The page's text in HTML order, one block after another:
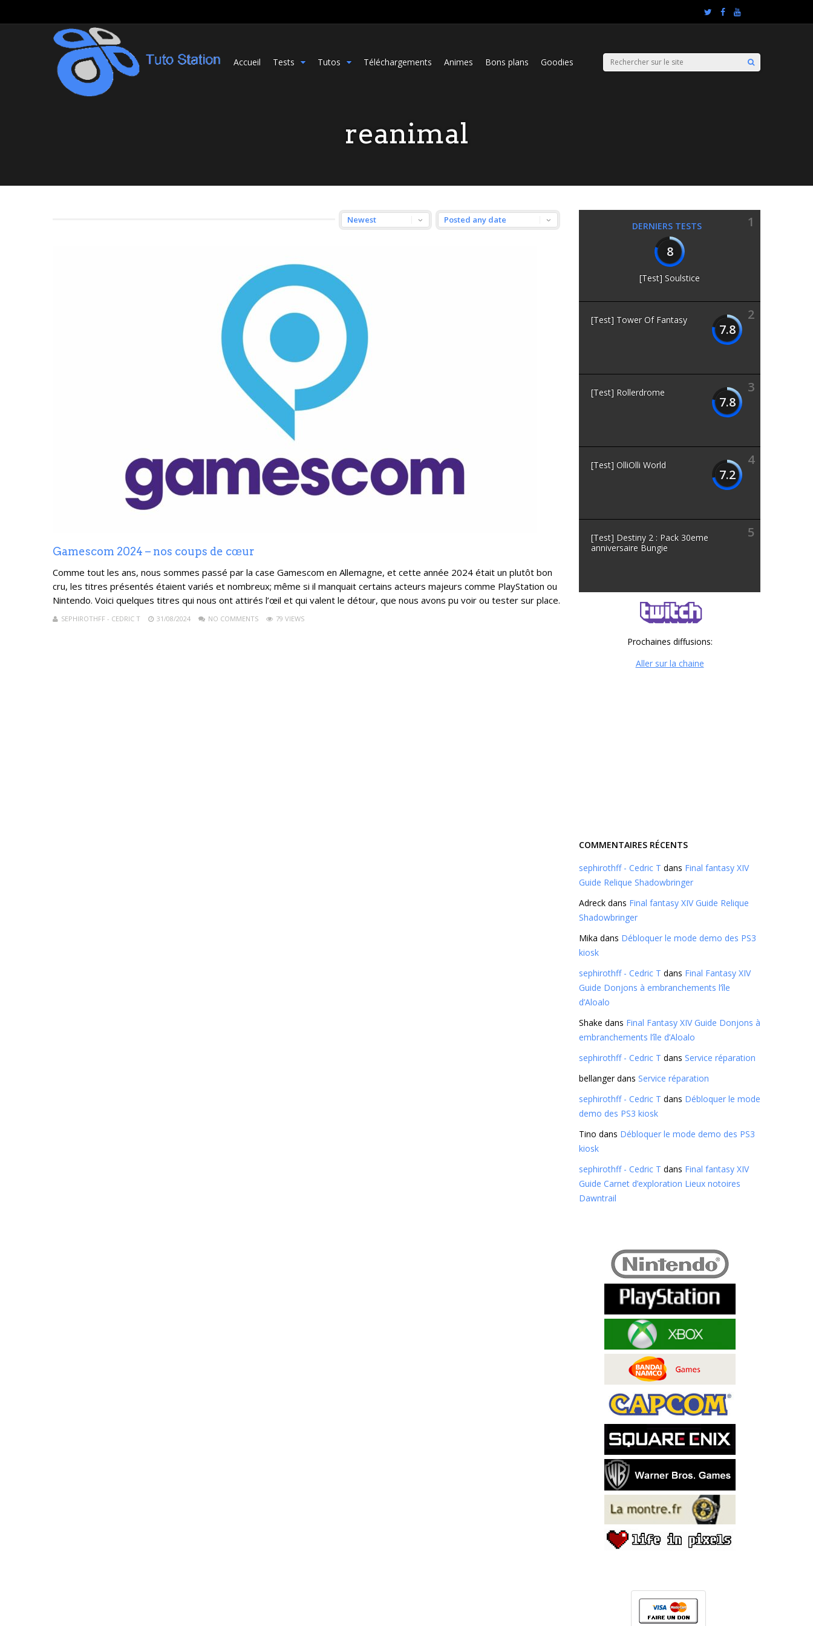
Accueil Tests Tutos Téléchargements Animes Bons plans Goodies
reanimal
Gamescom 2024 – nos coups de cœur
Comme tout les ans, nous sommes passé par la case Gamescom en Allemagne, et cette année 2024 était un plutôt bon
cru, les titres présentés étaient variés et nombreux; même si il manquait certains acteurs majeurs comme PlayStation ou
Nintendo. Voici quelques titres qui nous ont attirés l’œil et qui valent le détour, que nous avons pu voir ou tester sur place.
SEPHIROTHFF - CEDRIC T 31/08/2024 NO COMMENTS 79 VIEWS
DERNIERS TESTS
1
8
[Test] Soulstice
2
7.8
[Test] Tower Of Fantasy
3
7.8
[Test] Rollerdrome
4
7.2
[Test] OlliOlli World
5
[Test] Destiny 2 : Pack 30eme
anniversaire Bungie
Prochaines diffusions:
Aller sur la chaine
COMMENTAIRES RÉCENTS
sephirothff - Cedric T dans Final fantasy XIV
Guide Relique Shadowbringer
Adreck dans Final fantasy XIV Guide Relique
Shadowbringer
Mika dans Débloquer le mode demo des PS3
kiosk
sephirothff - Cedric T dans Final Fantasy XIV
Guide Donjons à embranchements l’île
d’Aloalo
Shake dans Final Fantasy XIV Guide Donjons à
embranchements l’île d’Aloalo
sephirothff - Cedric T dans Service réparation
bellangerdans Service réparation
sephirothff - Cedric T dans Débloquer le mode
demo des PS3 kiosk
Tino dans Débloquer le mode demo des PS3
kiosk
sephirothff - Cedric T dans Final fantasy XIV
Guide Carnet d’exploration Lieux notoires
Dawntrail